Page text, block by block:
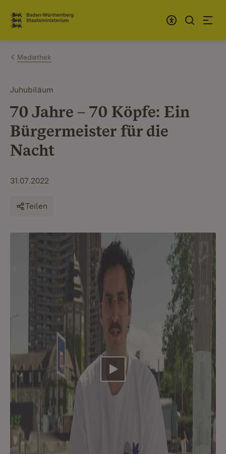
Zum Inhalt springen
Link zur Startseite
Mediathek
Juhubiläum
70 Jahre – 70 Köpfe: Ein
Bürgermeister für die
Nacht
31.07.2022
Teilen
Video abspielen